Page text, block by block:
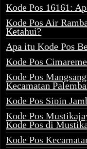
Kode Pos 16161:
Kode Pos Air
Ketahui?
Apa itu Kode Pos
Kode Pos
Kode Pos
Kecamatan
Kode Pos Sipin
Kode Pos
Kode Pos di
Kode Pos